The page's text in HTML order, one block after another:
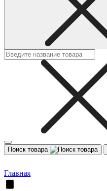
Поиск товара
Главная